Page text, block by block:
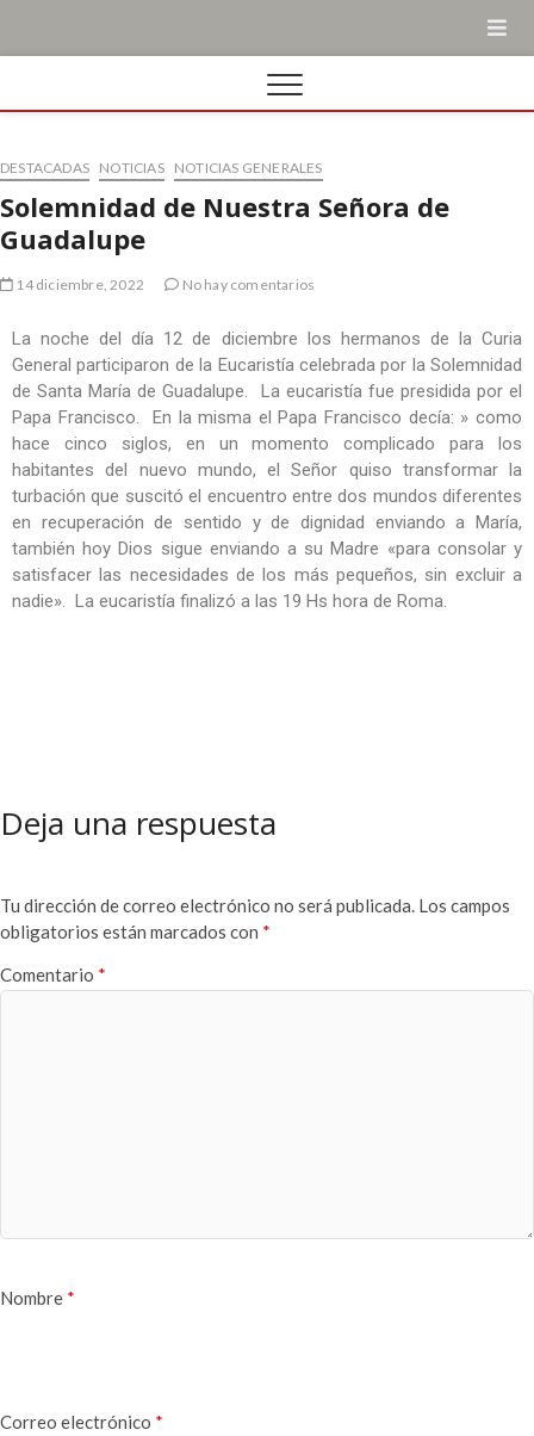
DESTACADAS NOTICIAS NOTICIAS GENERALES
Solemnidad de Nuestra Señora de
Guadalupe
14 diciembre, 2022 No hay comentarios
La noche del día 12 de diciembre los hermanos de la Curia
General participaron de la Eucaristía celebrada por la Solemnidad
de Santa María de Guadalupe. La eucaristía fue presidida por el
Papa Francisco. En la misma el Papa Francisco decía: » como
hace cinco siglos, en un momento complicado para los
habitantes del nuevo mundo, el Señor quiso transformar la
turbación que suscitó el encuentro entre dos mundos diferentes
en recuperación de sentido y de dignidad enviando a María,
también hoy Dios sigue enviando a su Madre «para consolar y
satisfacer las necesidades de los más pequeños, sin excluir a
nadie». La eucaristía finalizó a las 19 Hs hora de Roma.
Deja una respuesta
Tu dirección de correo electrónico no será publicada. Los campos
obligatorios están marcados con *
Comentario *
Nombre *
Correo electrónico *